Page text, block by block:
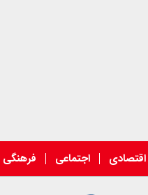
اقتصادی اجتماعی فرهنگی